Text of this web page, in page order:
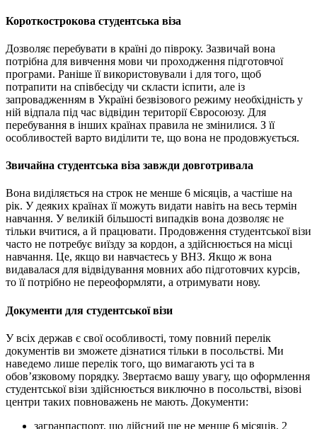
Короткострокова студентська віза
Дозволяє перебувати в країні до півроку. Зазвичай вона
потрібна для вивчення мови чи проходження підготовчої
програми. Раніше її використовували і для того, щоб
потрапити на співбесіду чи скласти іспити, але із
запровадженням в Україні безвізового режиму необхідність у
ній відпала під час відвідин території Євросоюзу. Для
перебування в інших країнах правила не змінилися. З її
особливостей варто виділити те, що вона не продовжується.
Звичайна студентська віза завжди довготривала
Вона виділяється на строк не менше 6 місяців, а частіше на
рік. У деяких країнах її можуть видати навіть на весь термін
навчання. У великій більшості випадків вона дозволяє не
тільки вчитися, а й працювати. Продовження студентської візи
часто не потребує виїзду за кордон, а здійснюється на місці
навчання. Це, якщо ви навчаєтесь у ВНЗ. Якщо ж вона
видавалася для відвідування мовних або підготовчих курсів,
то її потрібно не переоформляти, а отримувати нову.
Документи для студентської візи
У всіх держав є свої особливості, тому повний перелік
документів ви зможете дізнатися тільки в посольстві. Ми
наведемо лише перелік того, що вимагають усі та в
обов’язковому порядку. Звертаємо вашу увагу, що оформлення
студентської візи здійснюється виключно в посольстві, візові
центри таких повноважень не мають. Документи:
загранпаспорт, що дійсний ще не менше 6 місяців, 2